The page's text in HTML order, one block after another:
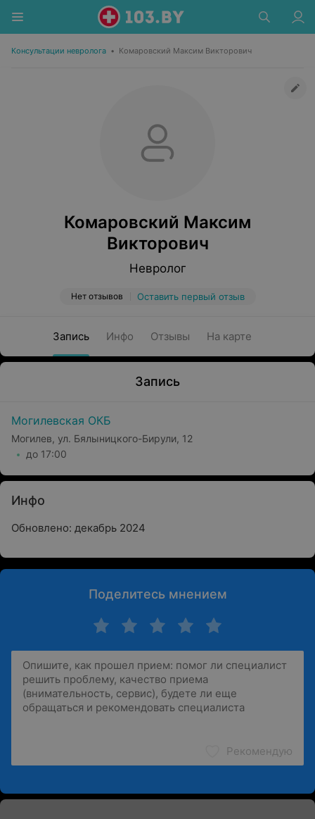
Консультации невролога • Комаровский Максим Викторович
Комаровский Максим
Викторович
Невролог
Нет отзывов Оставить первый отзыв
Запись Инфо Отзывы На карте
Запись
Могилевская ОКБ
Могилев, ул. Бялыницкого-Бирули, 12
до 17:00
Инфо
Обновлено: декабрь 2024
Поделитесь мнением
Рекомендую